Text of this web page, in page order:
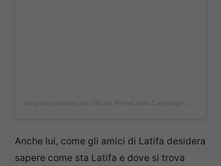
Anche lui, come gli amici di Latifa desidera
sapere come sta Latifa e dove si trova